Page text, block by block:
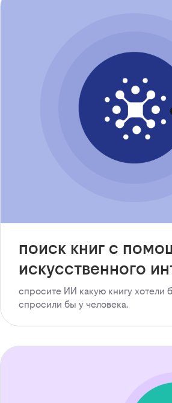
поиск книг с
искусственного
спросите ИИ какую книгу хотели
спросили бы у человека.